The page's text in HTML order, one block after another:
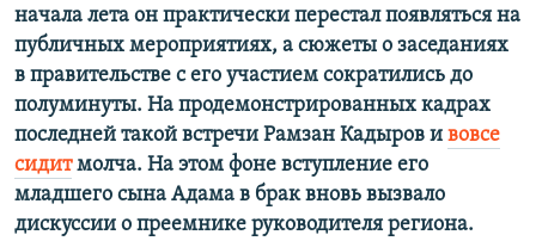
начала лета он практически перестал появляться на
публичных мероприятиях, а сюжеты о заседаниях
в правительстве с его участием сократились до
полуминуты. На продемонстрированных кадрах
последней такой встречи Рамзан Кадыров и вовсе
сидитмолча. На этом фоне вступление его
младшего сына Адама в брак вновь вызвало
дискуссии о преемнике руководителя региона.